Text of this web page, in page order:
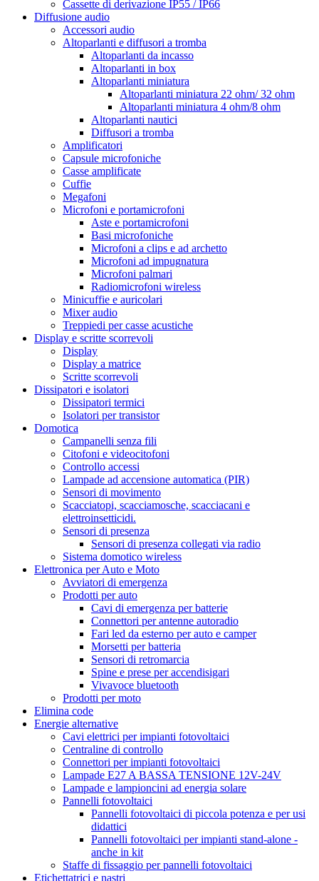
Cassette di derivazione IP55 / IP66
Diffusione audio
Accessori audio
Altoparlanti e diffusori a tromba
Altoparlanti da incasso
Altoparlanti in box
Altoparlanti miniatura
Altoparlanti miniatura 22 ohm/ 32 ohm
Altoparlanti miniatura 4 ohm/8 ohm
Altoparlanti nautici
Diffusori a tromba
Amplificatori
Capsule microfoniche
Casse amplificate
Cuffie
Megafoni
Microfoni e portamicrofoni
Aste e portamicrofoni
Basi microfoniche
Microfoni a clips e ad archetto
Microfoni ad impugnatura
Microfoni palmari
Radiomicrofoni wireless
Minicuffie e auricolari
Mixer audio
Treppiedi per casse acustiche
Display e scritte scorrevoli
Display
Display a matrice
Scritte scorrevoli
Dissipatori e isolatori
Dissipatori termici
Isolatori per transistor
Domotica
Campanelli senza fili
Citofoni e videocitofoni
Controllo accessi
Lampade ad accensione automatica (PIR)
Sensori di movimento
Scacciatopi, scacciamosche, scacciacani e
elettroinsetticidi.
Sensori di presenza
Sensori di presenza collegati via radio
Sistema domotico wireless
Elettronica per Auto e Moto
Avviatori di emergenza
Prodotti per auto
Cavi di emergenza per batterie
Connettori per antenne autoradio
Fari led da esterno per auto e camper
Morsetti per batteria
Sensori di retromarcia
Spine e prese per accendisigari
Vivavoce bluetooth
Prodotti per moto
Elimina code
Energie alternative
Cavi elettrici per impianti fotovoltaici
Centraline di controllo
Connettori per impianti fotovoltaici
Lampade E27 A BASSA TENSIONE 12V-24V
Lampade e lampioncini ad energia solare
Pannelli fotovoltaici
Pannelli fotovoltaici di piccola potenza e per usi
didattici
Pannelli fotovoltaici per impianti stand-alone -
anche in kit
Staffe di fissaggio per pannelli fotovoltaici
Etichettatrici e nastri